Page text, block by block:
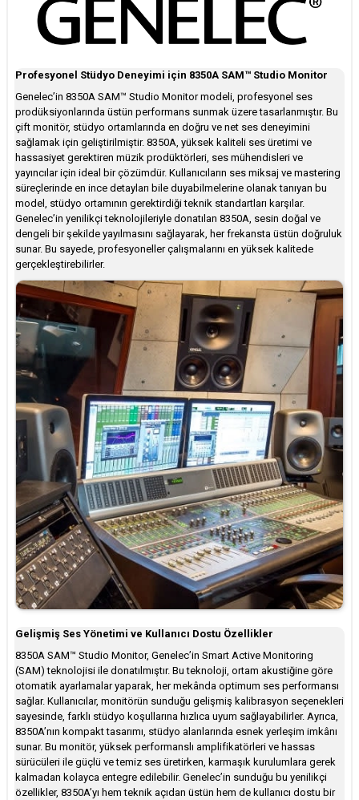
Profesyonel Stüdyo Deneyimi için 8350A SAM™ Studio Monitor
Genelec’in 8350A SAM™ Studio Monitor modeli, profesyonel ses
prodüksiyonlarında üstün performans sunmak üzere tasarlanmıştır. Bu
çift monitör, stüdyo ortamlarında en doğru ve net ses deneyimini
sağlamak için geliştirilmiştir. 8350A, yüksek kaliteli ses üretimi ve
hassasiyet gerektiren müzik prodüktörleri, ses mühendisleri ve
yayıncılar için ideal bir çözümdür. Kullanıcıların ses miksaj ve mastering
süreçlerinde en ince detayları bile duyabilmelerine olanak tanıyan bu
model, stüdyo ortamının gerektirdiği teknik standartları karşılar.
Genelec’in yenilikçi teknolojileriyle donatılan 8350A, sesin doğal ve
dengeli bir şekilde yayılmasını sağlayarak, her frekansta üstün doğruluk
sunar. Bu sayede, profesyoneller çalışmalarını en yüksek kalitede
gerçekleştirebilirler.
Gelişmiş Ses Yönetimi ve Kullanıcı Dostu Özellikler
8350A SAM™ Studio Monitor, Genelec’in Smart Active Monitoring
(SAM) teknolojisi ile donatılmıştır. Bu teknoloji, ortam akustiğine göre
otomatik ayarlamalar yaparak, her mekânda optimum ses performansı
sağlar. Kullanıcılar, monitörün sunduğu gelişmiş kalibrasyon seçenekleri
sayesinde, farklı stüdyo koşullarına hızlıca uyum sağlayabilirler. Ayrıca,
8350A’nın kompakt tasarımı, stüdyo alanlarında esnek yerleşim imkânı
sunar. Bu monitör, yüksek performanslı amplifikatörleri ve hassas
sürücüleri ile güçlü ve temiz ses üretirken, karmaşık kurulumlara gerek
kalmadan kolayca entegre edilebilir. Genelec’in sunduğu bu yenilikçi
özellikler, 8350A’yı hem teknik açıdan üstün hem de kullanıcı dostu bir